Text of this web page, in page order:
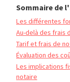
Sommaire de
Les différentes
Au-delà des frais
Tarif et frais de
Évaluation des
Les implications
notaire